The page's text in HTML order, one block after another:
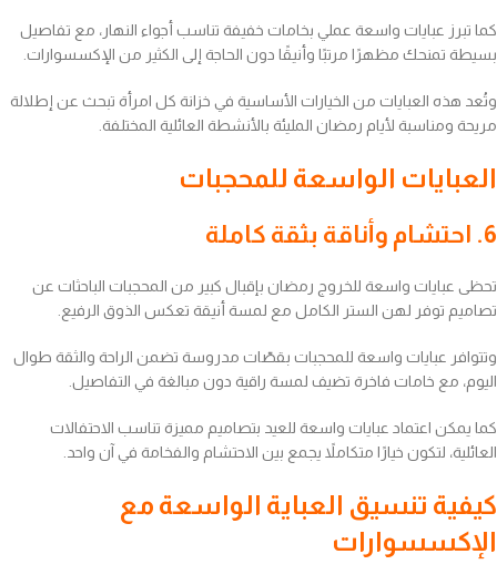
كما تبرز عبايات واسعة عملي بخامات خفيفة تناسب أجواء النهار، مع تفاصيل
بسيطة تمنحك مظهرًا مرتبًا وأنيقًا دون الحاجة إلى الكثير من الإكسسوارات.
وتُعد هذه العبايات من الخيارات الأساسية في خزانة كل امرأة تبحث عن إطلالة
مريحة ومناسبة لأيام رمضان المليئة بالأنشطة العائلية المختلفة.
العبايات الواسعة للمحجبات
6. احتشام وأناقة بثقة كاملة
تحظى عبايات واسعة للخروج رمضان بإقبال كبير من المحجبات الباحثات عن
تصاميم توفر لهن الستر الكامل مع لمسة أنيقة تعكس الذوق الرفيع.
وتتوافر عبايات واسعة للمحجبات بقصّات مدروسة تضمن الراحة والثقة طوال
اليوم، مع خامات فاخرة تضيف لمسة راقية دون مبالغة في التفاصيل.
كما يمكن اعتماد عبايات واسعة للعيد بتصاميم مميزة تناسب الاحتفالات
العائلية، لتكون خيارًا متكاملاً يجمع بين الاحتشام والفخامة في آن واحد.
كيفية تنسيق العباية الواسعة مع
الإكسسوارات